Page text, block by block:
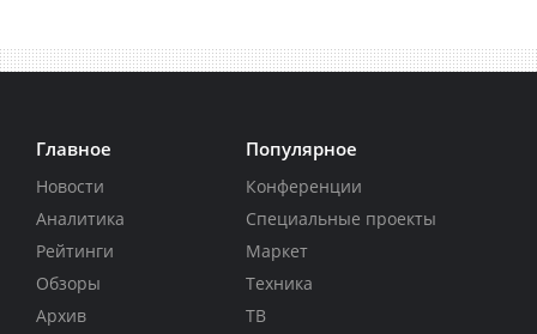
Главное
Новости
Аналитика
Рейтинги
Обзоры
Архив
Популярное
Конференции
Специальные проекты
Маркет
Техника
ТВ